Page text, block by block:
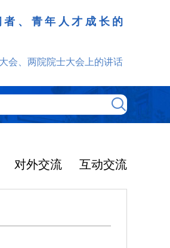
、青年人才成长的
会、两院院士大会上的讲话
对外交流 互动交流